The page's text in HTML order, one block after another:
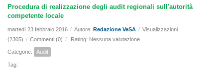
Procedura di realizzazione degli audit regionali sull'autorità
competente locale
martedì 23 febbraio 2016 / Autore: Redazione VeSA / Visualizzazioni
(2305) / Commenti (0) / Rating: Nessuna valutazione
Categorie: Audit
Tag: